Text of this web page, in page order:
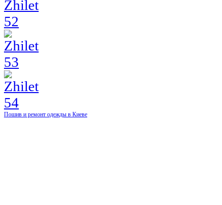
Пошив и ремонт одежды в Киеве